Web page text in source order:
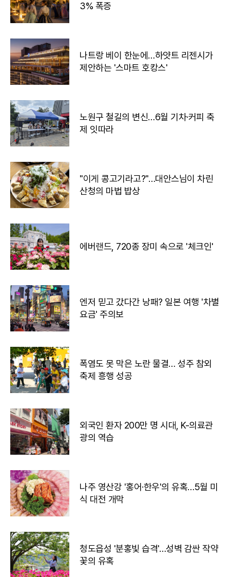
3% 폭증
나트랑 베이 한눈에…하얏트 리젠시가
제안하는 '스마트 호캉스'
노원구 철길의 변신…6월 기차·커피 축
제 잇따라
"이게 콩고기라고?"…대안스님이 차린
산청의 마법 밥상
에버랜드, 720종 장미 속으로 '체크인'
엔저 믿고 갔다간 낭패? 일본 여행 '차별
요금' 주의보
폭염도 못 막은 노란 물결… 성주 참외
축제 흥행 성공
외국인 환자 200만 명 시대, K-의료관
광의 역습
나주 영산강 '홍어·한우'의 유혹…5월 미
식 대전 개막
청도읍성 '분홍빛 습격'…성벽 감싼 작약
꽃의 유혹